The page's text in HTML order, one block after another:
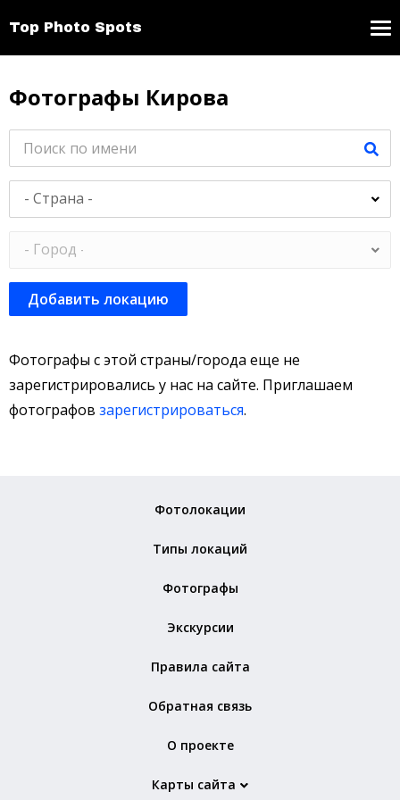
Top Photo Spots
Фотографы Кирова
Добавить локацию
Фотографы с этой страны/города еще не
зарегистрировались у нас на сайте. Приглашаем
фотографов зарегистрироваться.
Фотолокации
Типы локаций
Фотографы
Экскурсии
Правила сайта
Обратная связь
О проекте
Карты сайта